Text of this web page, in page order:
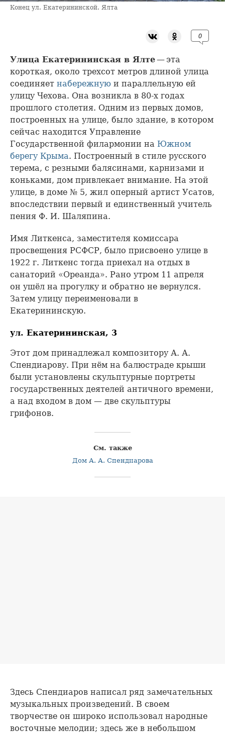
Конец ул. Екатерининской. Ялта
0
Улица Екатерининская в Ялте— эта
короткая, около трехсот метров длиной улица
соединяет набережную и параллельную ей
улицу Чехова. Она возникла в 80-х годах
прошлого столетия. Одним из первых домов,
построенных на улице, было здание, в котором
сейчас находится Управление
Государственной филармонии на Южном
берегу Крыма. Построенный в стиле русского
терема, с резными балясинами, карнизами и
коньками, дом привлекает внимание. На этой
улице, в доме № 5, жил оперный артист Усатов,
впоследствии первый и единственный учитель
пения Ф. И. Шаляпина.
Имя Литкенса, заместителя комиссара
просвещения РСФСР, было присвоено улице в
1922 г. Литкенс тогда приехал на отдых в
санаторий «Ореанда». Рано утром 11 апреля
он ушёл на прогулку и обратно не вернулся.
Затем улицу переименовали в
Екатерининскую.
ул. Екатерининская, 3
Этот дом принадлежал композитору А. А.
Спендиарову. При нём на балюстраде крыши
были установлены скульптурные портреты
государственных деятелей античного времени,
а над входом в дом — две скульптуры
грифонов.
См. также
Дом А. А. Спендиарова
Здесь Спендиаров написал ряд замечательных
музыкальных произведений. В своем
творчестве он широко использовал народные
восточные мелодии; здесь же в небольшом